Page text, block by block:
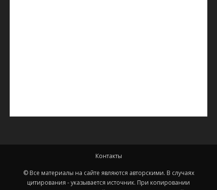
Контакты
© Все материалы на сайте являются авторскими. В случаях
цитирования - указывается источник. При копировании